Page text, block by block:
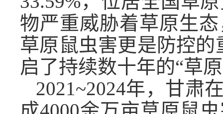
物严重威胁着草原生
草原鼠虫害更是防控
启了持续数十年的“草
2021~2024年，甘肃